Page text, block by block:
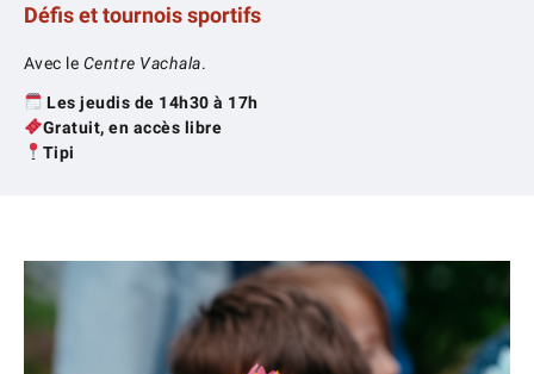
Défis et tournois sportifs
Avec le Centre Vachala.
Les jeudis de 14h30 à 17h
Gratuit, en accès libre
Tipi